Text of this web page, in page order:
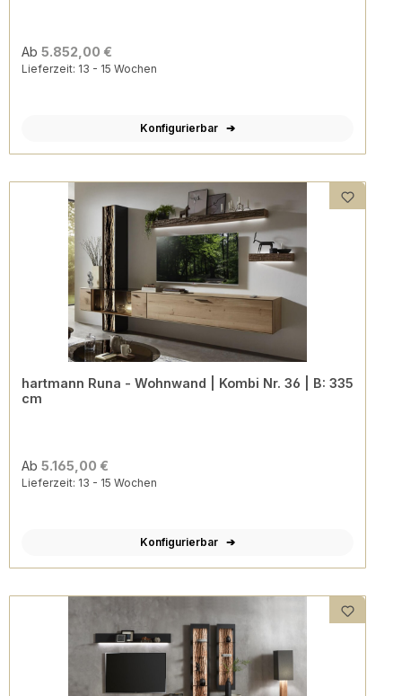
Ab 5.852,00 €
Lieferzeit: 13 - 15 Wochen
Konfigurierbar
hartmann Runa - Wohnwand | Kombi Nr. 36 | B: 335
cm
Ab 5.165,00 €
Lieferzeit: 13 - 15 Wochen
Konfigurierbar